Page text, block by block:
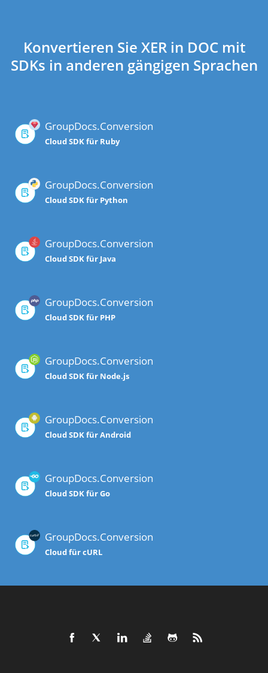
Konvertieren Sie XER in DOC mit
SDKs in anderen gängigen Sprachen
GroupDocs.Conversion
Cloud SDK für Ruby
GroupDocs.Conversion
Cloud SDK für Python
GroupDocs.Conversion
Cloud SDK für Java
GroupDocs.Conversion
Cloud SDK für PHP
GroupDocs.Conversion
Cloud SDK für Node.js
GroupDocs.Conversion
Cloud SDK für Android
GroupDocs.Conversion
Cloud SDK für Go
GroupDocs.Conversion
Cloud für cURL